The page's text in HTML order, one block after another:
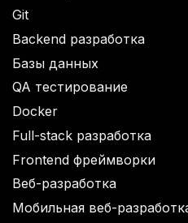
Git
Backend разработка
Базы данных
QA тестирование
Docker
Full-stack разработка
Frontend фреймворки
Веб-разработка
Мобильная веб-